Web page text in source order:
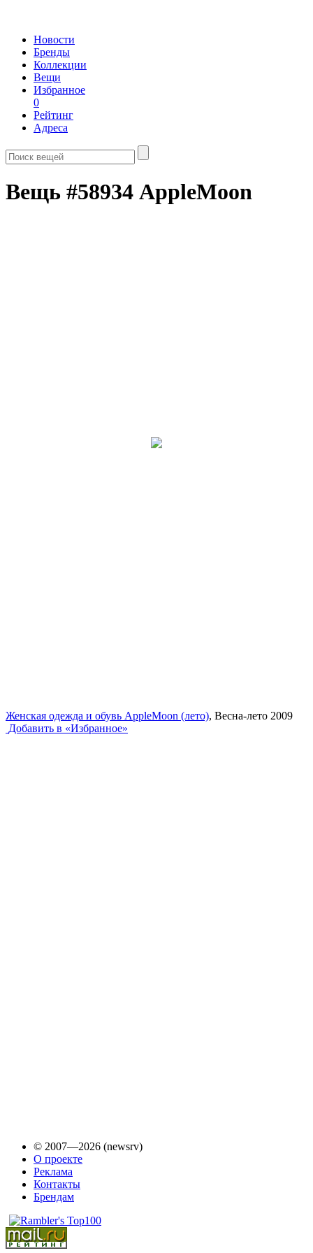
Новости
Бренды
Коллекции
Вещи
Избранное
0
Рейтинг
Адреса
Вещь #58934 AppleMoon
Женская одежда и обувь AppleMoon (лето), Весна-лето 2009
Добавить в «Избранное»
© 2007—2026 (newsrv)
О проекте
Реклама
Контакты
Брендам